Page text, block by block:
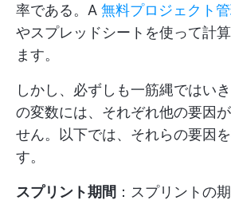
率である。A 無料プロジェクト
やスプレッドシートを使って計
ます。
しかし、必ずしも一筋縄ではい
の変数には、それぞれ他の要因
せん。以下では、それらの要因
す。
スプリント期間 ：スプリントの